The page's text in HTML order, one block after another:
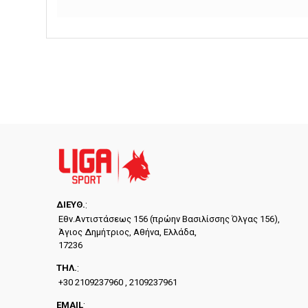
ΔΙΕYΘ.:
Εθν.Αντιστάσεως 156 (πρώην Βασιλίσσης Όλγας 156),
Άγιος Δημήτριος, Αθήνα, Ελλάδα,
17236
ΤΗΛ.:
+30 2109237960 , 2109237961
EMAIL: